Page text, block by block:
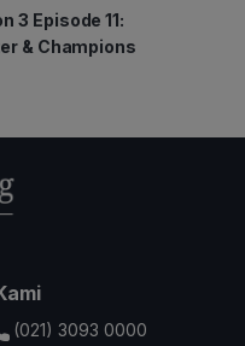
3 Episode 11:
& Champions
(021) 3093 0000